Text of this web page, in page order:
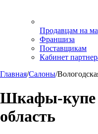
Продавцам на
Франшиза
Поставщикам
Кабинет
Главная/Салоны/
Шкафы-купе
область